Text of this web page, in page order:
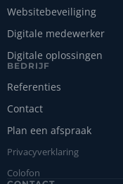
Websitebeveiliging
Digitale medewerker
Digitale oplossingen
BEDRIJF
Referenties
Contact
Plan een afspraak
Privacyverklaring
Colofon